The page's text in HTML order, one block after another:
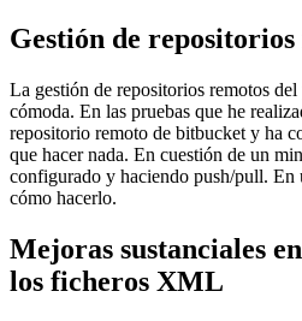
Gestión de
La gestión de repositorios remotos
cómoda. En las pruebas que he
repositorio remoto de bitbucket y ha
que hacer nada. En cuestión de un
configurado y haciendo push/pull. En
cómo hacerlo.
Mejoras sustanciales
los ficheros XML